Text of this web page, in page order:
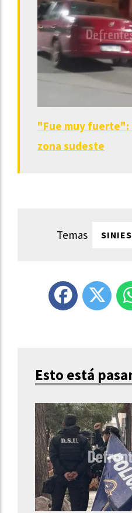
"Fue muy fuerte":
zona sudeste
Esto está